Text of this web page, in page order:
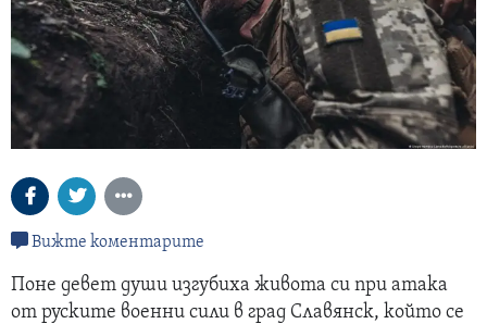
Вижте коментарите
Поне девет души изгубиха живота си при атака
от руските военни сили в град Славянск, който се